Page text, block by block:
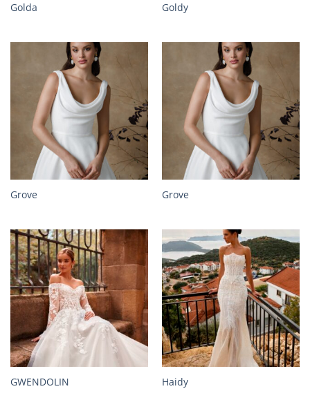
Golda Goldy
Grove Grove
GWENDOLIN Haidy